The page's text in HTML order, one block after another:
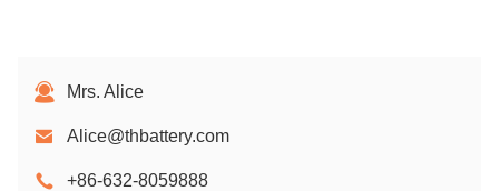
Mrs. Alice
Alice@thbattery.com
+86-632-8059888